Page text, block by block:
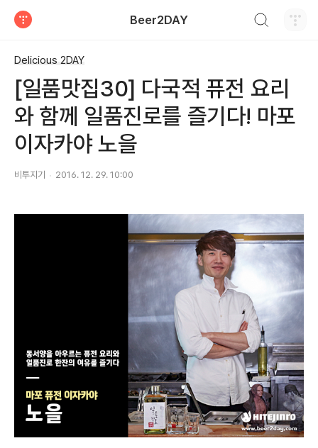
Beer2DAY
Delicious 2DAY
[일품맛집30] 다국적 퓨전 요리
와 함께 일품진로를 즐기다! 마포
이자카야 노을
비투지기 2016. 12. 29. 10:00